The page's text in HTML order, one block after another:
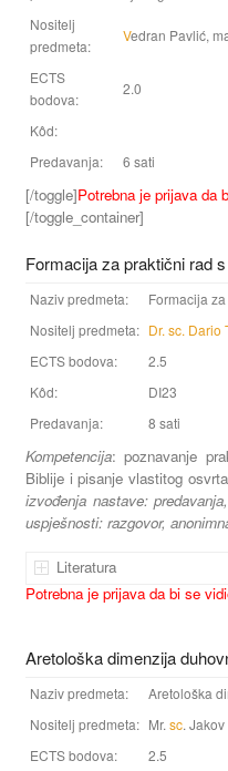
Nositelj
predmeta:
Vedran Pavlić,
ECTS
bodova:
2.0
Kôd:
Predavanja:
6 sati
[/toggle]Potrebna je prijava da
[/toggle_container]
Formacija za praktični rad
Naziv predmeta:
Formacija
Nositelj predmeta: Dr. sc. Dario
ECTS bodova:
2.5
Kôd:
DI23
Predavanja:
8 sati
Kompetencija: poznavanje
Biblije i pisanje vlastitog
izvođenja nastave:
uspješnosti: razgovor,
Literatura
Potrebna je prijava da bi se
Aretološka dimenzija
Naziv predmeta:
Aretološka
Nositelj predmeta: Mr. sc.
ECTS bodova:
2.5